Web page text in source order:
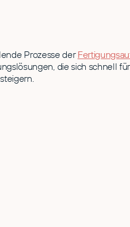
Prozesse der
die sich schnell